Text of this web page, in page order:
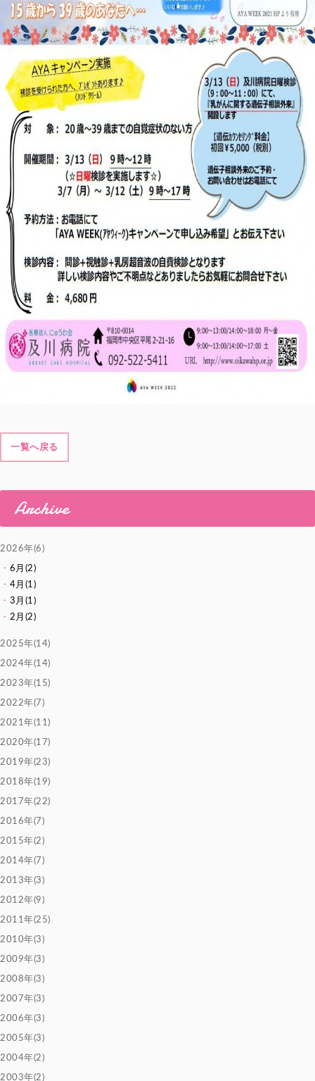
一覧へ戻る
Archive
2026年(6)
6月(2)
4月(1)
3月(1)
2月(2)
2025年(14)
2024年(14)
2023年(15)
2022年(7)
2021年(11)
2020年(17)
2019年(23)
2018年(19)
2017年(22)
2016年(7)
2015年(2)
2014年(7)
2013年(3)
2012年(9)
2011年(25)
2010年(3)
2009年(3)
2008年(3)
2007年(3)
2006年(3)
2005年(3)
2004年(2)
2003年(2)